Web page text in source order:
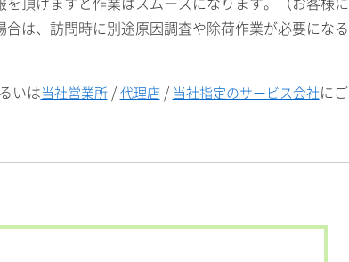
頂けますと作業はスムーズになります。（お客様に
は、訪問時に別途原因調査や除荷作業が必要になる
いは 当社営業所/ 代理店/ 当社指定のサービス会社 にご